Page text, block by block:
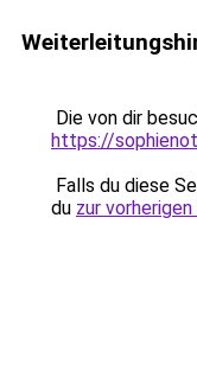
Die von dir
https://
Falls du diese
du zur